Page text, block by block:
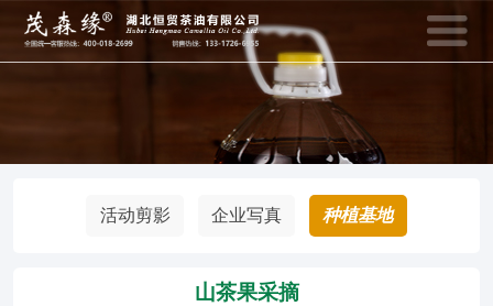
400-018-2699 销售热线：
活动剪影 企业写真 种植基地
山茶果采摘